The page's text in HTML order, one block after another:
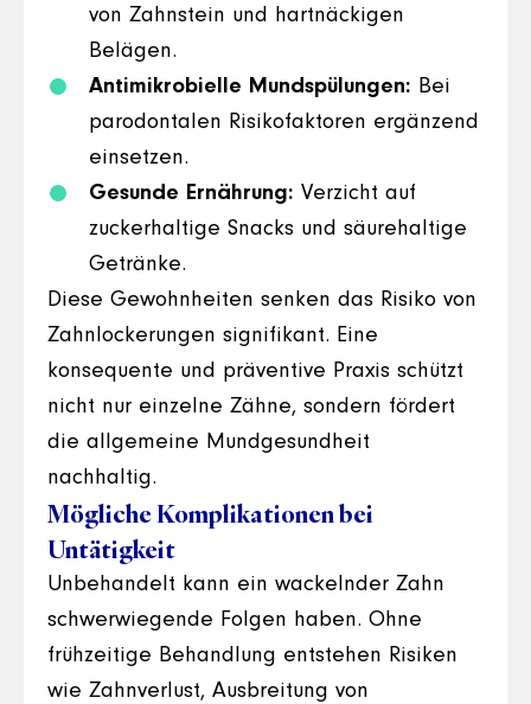
von Zahnstein und hartnäckigen
Belägen.
Antimikrobielle Mundspülungen: Bei
parodontalen Risikofaktoren ergänzend
einsetzen.
Gesunde Ernährung: Verzicht auf
zuckerhaltige Snacks und säurehaltige
Getränke.
Diese Gewohnheiten senken das Risiko von
Zahnlockerungen signifikant. Eine
konsequente und präventive Praxis schützt
nicht nur einzelne Zähne, sondern fördert
die allgemeine Mundgesundheit
nachhaltig.
Mögliche Komplikationen bei
Untätigkeit
Unbehandelt kann ein wackelnder Zahn
schwerwiegende Folgen haben. Ohne
frühzeitige Behandlung entstehen Risiken
wie Zahnverlust, Ausbreitung von